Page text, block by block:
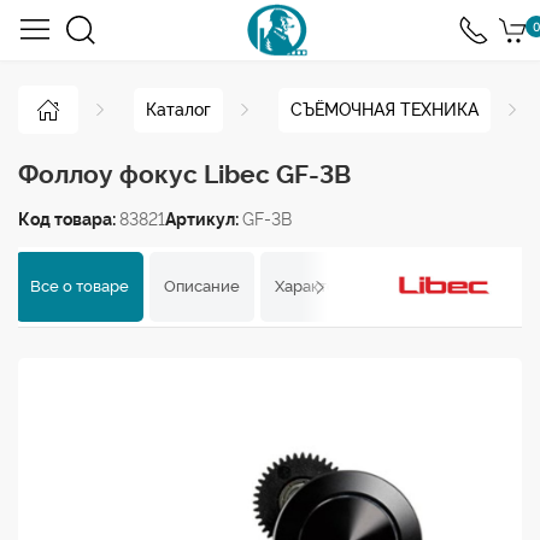
0
Каталог СЪЁМОЧНАЯ ТЕХНИКА
Фоллоу фокус Libec GF-3B
Код товара:83821Артикул:GF-3B
Все о товаре Описание Характеристики Отзывы